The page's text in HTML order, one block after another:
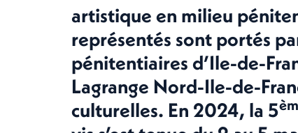
artistique en milieu
représentés sont portés
pénitentiaires d’Ile-de-
Lagrange Nord-Ile-de-
culturelles. En 2024, la 5